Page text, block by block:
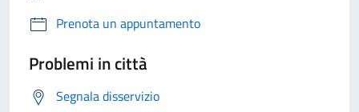
Prenota un appuntamento
Problemi in città
Segnala disservizio